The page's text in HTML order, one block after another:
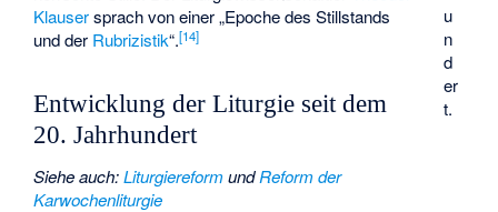
u
n
d
er
t.
Klausersprach von einer „Epoche des Stillstands
und der Rubrizistik“.[14]
Entwicklung der Liturgie seit dem
20. Jahrhundert
Siehe auch:Liturgiereform undReform der
Karwochenliturgie